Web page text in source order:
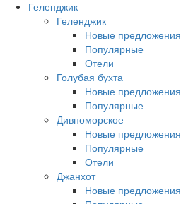
Геленджик
Геленджик
Новые предложения
Популярные
Отели
Голубая бухта
Новые предложения
Популярные
Дивноморское
Новые предложения
Популярные
Отели
Джанхот
Новые предложения